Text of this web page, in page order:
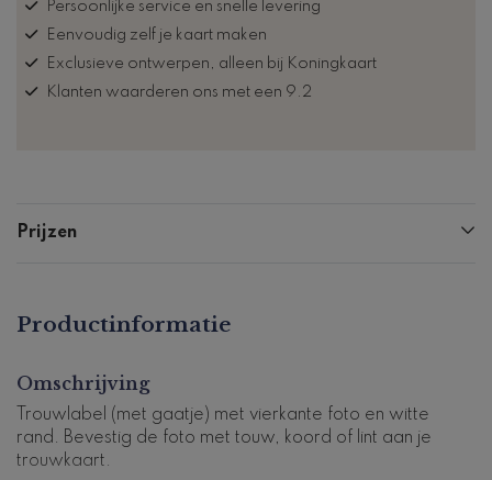
Persoonlijke service en snelle levering
Eenvoudig zelf je kaart maken
Exclusieve ontwerpen, alleen bij Koningkaart
Klanten waarderen ons met een 9.2
Prijzen
Productinformatie
Omschrijving
Trouwlabel (met gaatje) met vierkante foto en witte
rand. Bevestig de foto met touw, koord of lint aan je
trouwkaart.